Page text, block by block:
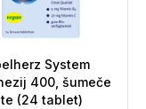
System
400, šumeče
(24 tablet)